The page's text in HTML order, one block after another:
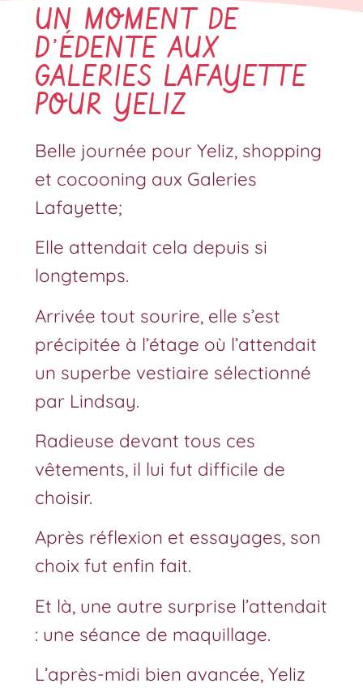
UN MOMENT DE
D’ÉDENTE AUX
GALERIES LAFAYETTE
POUR YELIZ
Belle journée pour Yeliz, shopping
et cocooning aux Galeries
Lafayette;
Elle attendait cela depuis si
longtemps.
Arrivée tout sourire, elle s’est
précipitée à l’étage où l’attendait
un superbe vestiaire sélectionné
par Lindsay.
Radieuse devant tous ces
vêtements, il lui fut difficile de
choisir.
Après réflexion et essayages, son
choix fut enfin fait.
Et là, une autre surprise l’attendait
: une séance de maquillage.
L’après-midi bien avancée, Yeliz